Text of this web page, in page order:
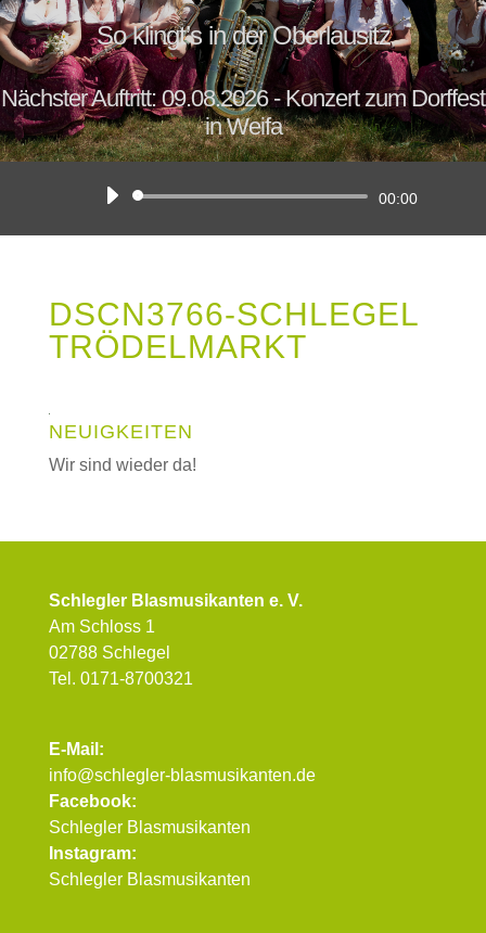
So klingt’s in der Oberlausitz
Nächster Auftritt: 09.08.2026 - Konzert zum Dorffest
in Weifa
Audio-
00:00
DSCN3766-SCHLEGEL
TRÖDELMARKT
NEUIGKEITEN
Wir sind wieder da!
Schlegler Blasmusikanten e. V.
Am Schloss 1
02788 Schlegel
Tel. 0171-8700321
E-Mail:
info@schlegler-blasmusikanten.de
Facebook:
Schlegler Blasmusikanten
Instagram:
Schlegler Blasmusikanten